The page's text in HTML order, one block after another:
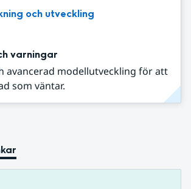
och utveckling
varningar
avancerad modellutveckling för att
som väntar.